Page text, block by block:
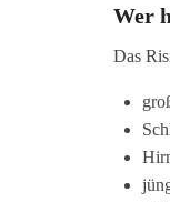
Wer
Das